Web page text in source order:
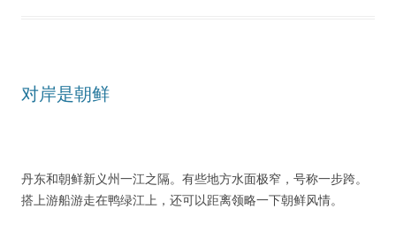
对岸是朝鲜
丹东和朝鲜新义州一江之隔。有些地方水面极窄，号称一步跨。
搭上游船游走在鸭绿江上，还可以距离领略一下朝鲜风情。